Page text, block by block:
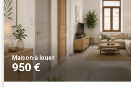
Maison·à louer
950 €